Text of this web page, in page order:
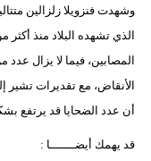
الذي تشهده البلاد منذ
المصابين، فيما لا يزال
الأنقاض، مع تقديرات تشير
أن عدد الضحايا قد يرتفع
قد يهمك أيضـــــــا :